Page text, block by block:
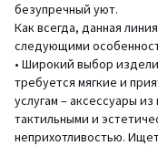
безупречный уют.
Как всегда, данная
следующими
• Широкий выбор
требуется мягкие и
услугам – аксессуары
тактильными и
неприхотливостью.